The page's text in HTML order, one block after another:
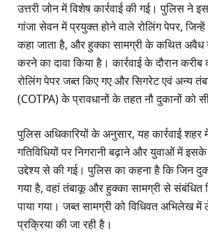
उत्तरी जोन में विशेष कार्रवाई की गई। पुलिस ने
गांजा सेवन में प्रयुक्त होने वाले रोलिंग पेपर,
कहा जाता है, और हुक्का सामग्री के कथित अवैध
करने का दावा किया है। कार्रवाई के दौरान
रोलिंग पेपर जब्त किए गए और सिगरेट एवं अन्य
(COTPA) के प्रावधानों के तहत नौ दुकानों को
पुलिस अधिकारियों के अनुसार, यह कार्रवाई
गतिविधियों पर निगरानी बढ़ाने और युवाओं में
उद्देश्य से की गई। पुलिस का कहना है कि जिन
गया है, वहां तंबाकू और हुक्का सामग्री से संबंधित
पाया गया। जब्त सामग्री को विधिवत अभिलेख
प्रक्रिया की जा रही है।